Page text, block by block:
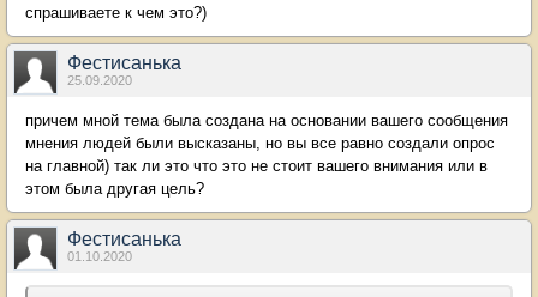
спрашиваете к чем это?)
Фестисанька
25.09.2020
причем мной тема была создана на основании вашего сообщения
мнения людей были высказаны, но вы все равно создали опрос
на главной) так ли это что это не стоит вашего внимания или в
этом была другая цель?
Фестисанька
01.10.2020